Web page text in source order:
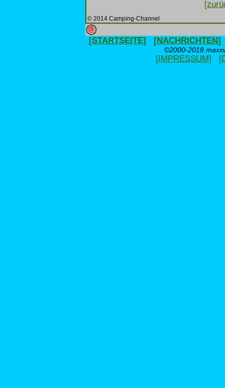
© 2014 Camping-Channel
[STARTSEITE] [NACHRICHTEN]
©2000-2018
[IMPRESSUM]